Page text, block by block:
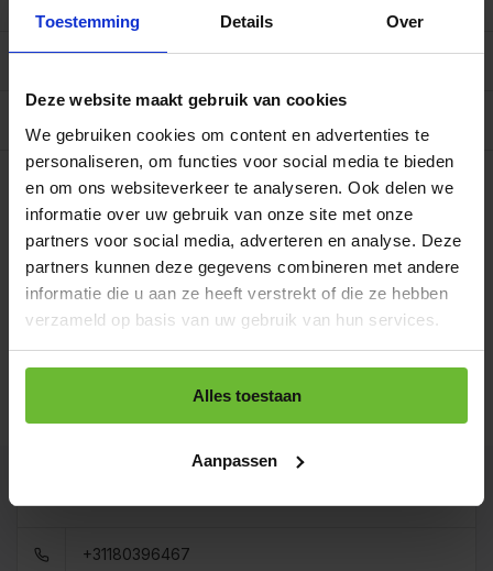
Toestemming Details Over
Deze website maakt gebruik van cookies
We gebruiken cookies om content en advertenties te
personaliseren, om functies voor social media te bieden
en om ons websiteverkeer te analyseren. Ook delen we
informatie over uw gebruik van onze site met onze
partners voor social media, adverteren en analyse. Deze
partners kunnen deze gegevens combineren met andere
informatie die u aan ze heeft verstrekt of die ze hebben
verzameld op basis van uw gebruik van hun services.
Alles toestaan
Aanpassen
Reviews
Op werkdagen voor 15.00 uur besteld, dezelfde dag
verzonden.
Zakje 60 gram
Totaal:€3,50
Strooibus 250 gram
Art# 15546Z
€8,10
Totaal: €8,10
Op voorraad
€22,95
+31180396467